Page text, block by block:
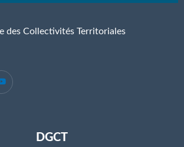
des Collectivités Territoriales
DGCT